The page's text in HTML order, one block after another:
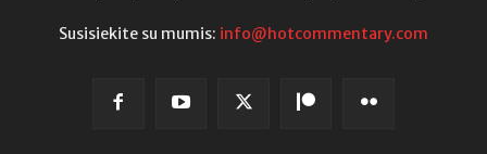
Susisiekite su mumis: info@hotcommentary.com